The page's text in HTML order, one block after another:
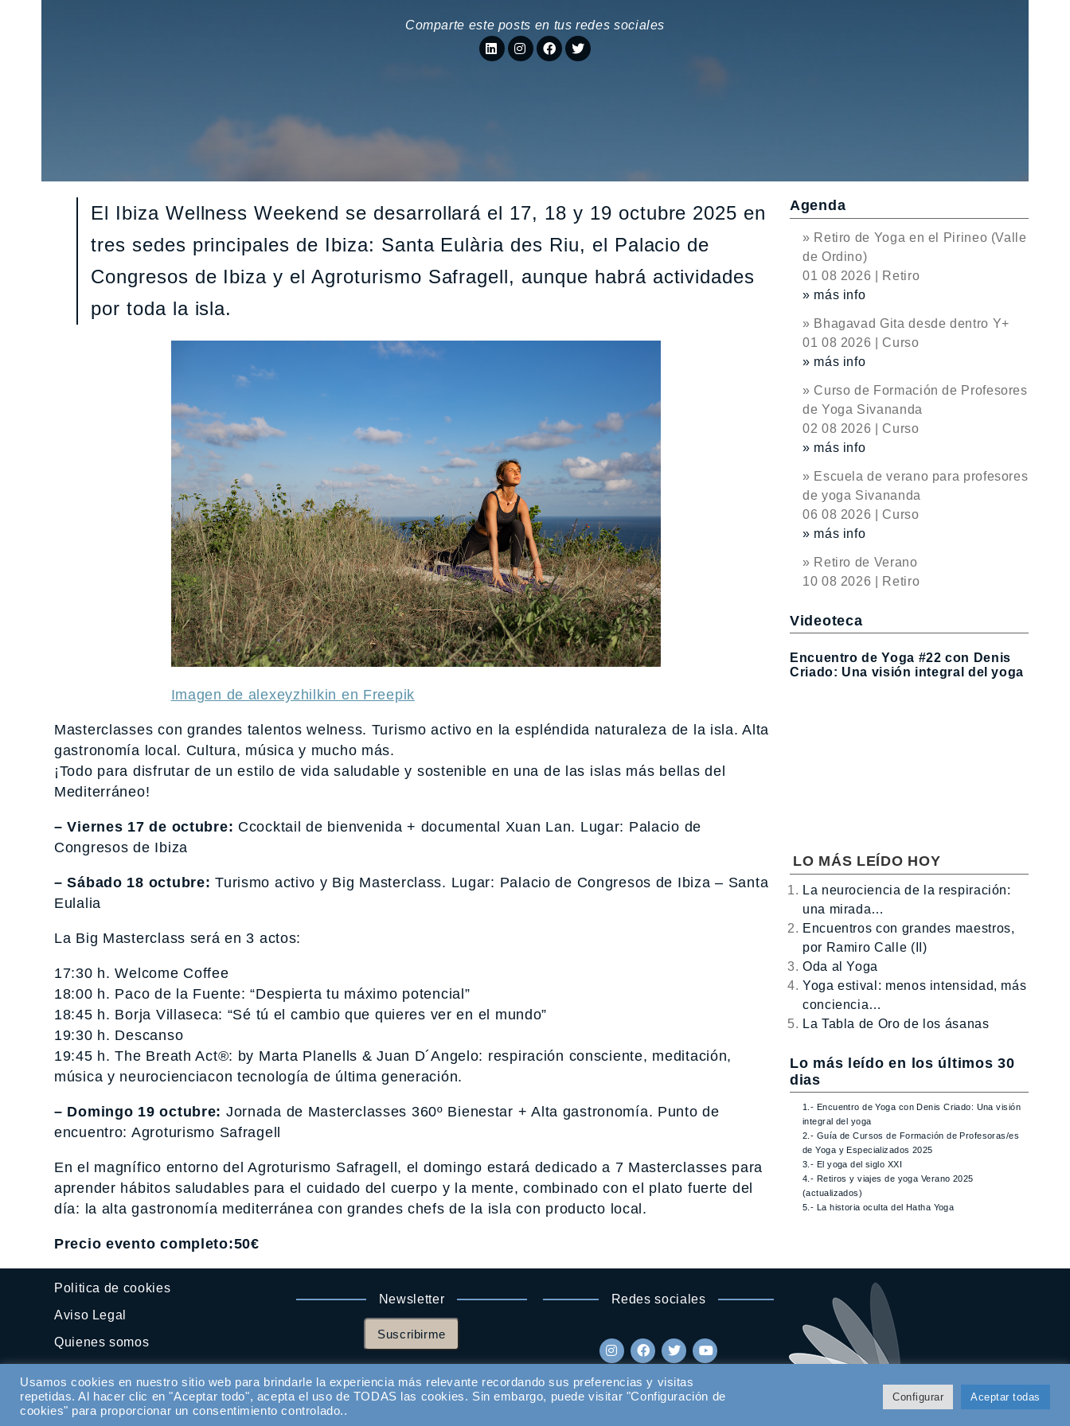
Comparte este posts en tus redes sociales
El Ibiza Wellness Weekend se desarrollará el 17, 18 y 19 octubre 2025 en
tres sedes principales de Ibiza: Santa Eulària des Riu, el Palacio de
Congresos de Ibiza y el Agroturismo Safragell, aunque habrá actividades
por toda la isla.
Imagen de alexeyzhilkin en Freepik
Masterclasses con grandes talentos welness. Turismo activo en la espléndida naturaleza de la isla. Alta
gastronomía local. Cultura, música y mucho más.
¡Todo para disfrutar de un estilo de vida saludable y sostenible en una de las islas más bellas del
Mediterráneo!
– Viernes 17 de octubre: Ccocktail de bienvenida + documental Xuan Lan. Lugar: Palacio de
Congresos de Ibiza
– Sábado 18 octubre: Turismo activo y Big Masterclass. Lugar: Palacio de Congresos de Ibiza – Santa
Eulalia
La Big Masterclass será en 3 actos:
17:30 h. Welcome Coffee
18:00 h. Paco de la Fuente: “Despierta tu máximo potencial”
18:45 h. Borja Villaseca: “Sé tú el cambio que quieres ver en el mundo”
19:30 h. Descanso
19:45 h. The Breath Act®: by Marta Planells & Juan D´Angelo: respiración consciente, meditación,
música y neurocienciacon tecnología de última generación.
– Domingo 19 octubre: Jornada de Masterclasses 360º Bienestar + Alta gastronomía. Punto de
encuentro: Agroturismo Safragell
En el magnífico entorno del Agroturismo Safragell, el domingo estará dedicado a 7 Masterclasses para
aprender hábitos saludables para el cuidado del cuerpo y la mente, combinado con el plato fuerte del
día: la alta gastronomía mediterránea con grandes chefs de la isla con producto local.
Precio evento completo:50€
Agenda
» Retiro de Yoga en el Pirineo (Valle
de Ordino)
01 08 2026 | Retiro
» más info
» Bhagavad Gita desde dentro Y+
01 08 2026 | Curso
» más info
» Curso de Formación de Profesores
de Yoga Sivananda
02 08 2026 | Curso
» más info
» Escuela de verano para profesores
de yoga Sivananda
06 08 2026 | Curso
» más info
» Retiro de Verano
10 08 2026 | Retiro
Videoteca
Encuentro de Yoga #22 con Denis
Criado: Una visión integral del yoga
LO MÁS LEÍDO HOY
La neurociencia de la respiración:
una mirada…
Encuentros con grandes maestros,
por Ramiro Calle (II)
Oda al Yoga
Yoga estival: menos intensidad, más
conciencia…
La Tabla de Oro de los ásanas
Lo más leído en los últimos 30
dias
1.- Encuentro de Yoga con Denis Criado: Una visión
integral del yoga
2.- Guía de Cursos de Formación de Profesoras/es
de Yoga y Especializados 2025
3.- El yoga del siglo XXI
4.- Retiros y viajes de yoga Verano 2025
(actualizados)
5.- La historia oculta del Hatha Yoga
Politica de cookies
Aviso Legal
Quienes somos
Newsletter
Suscribirme
Redes sociales
Usamos cookies en nuestro sitio web para brindarle la experiencia más relevante recordando sus preferencias y visitas
repetidas. Al hacer clic en "Aceptar todo", acepta el uso de TODAS las cookies. Sin embargo, puede visitar "Configuración de
cookies" para proporcionar un consentimiento controlado..
Configurar Aceptar todas